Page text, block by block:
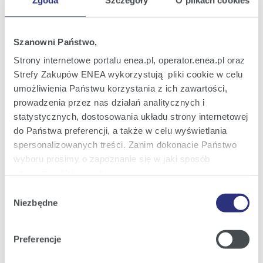
Szanowni Państwo,
Strony internetowe portalu enea.pl, operator.enea.pl oraz
Strefy Zakupów ENEA wykorzystują pliki cookie w celu
umożliwienia Państwu korzystania z ich zawartości,
prowadzenia przez nas działań analitycznych i
statystycznych, dostosowania układu strony internetowej
do Państwa preferencji, a także w celu wyświetlania
spersonalizowanych treści. Zanim dokonacie Państwo
wyboru prosimy o zapoznanie się w jaki sposób
Szczegółowe informacje na ten temat znajdziecie
Polityce
zgody
Niezbędne
Preferencje
2026
13:50
08
maj
2026
15:17
Rozszerzenie na wniosek Akcjonariusza
porządku obrad Zwyczajnego Walnego
Zgromadzenia Enea S.A., zwołanego na
dzień 28 maja 2026 r.
07
maj
2026
18:35
Raport bieżący nr 17/2026
Informacja w sprawie wstępnych wyników
finansowych i operacyjnych za I kwartał
2026 roku
06
maj
16:35
Uzupełnienie informacji nt. powołanych